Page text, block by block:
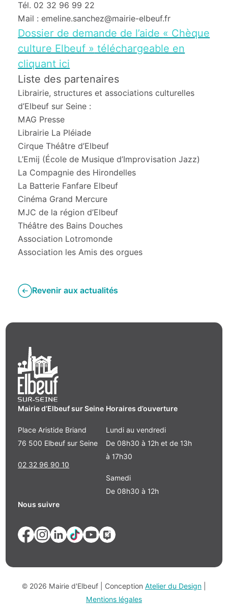
Tél. 02 32 96 99 22
Mail : emeline.sanchez@mairie-elbeuf.fr
Dossier de demande de l’aide « Chèque
culture Elbeuf » téléchargeable en
cliquant ici
Liste des partenaires
Librairie, structures et associations culturelles
d’Elbeuf sur Seine :
MAG Presse
Librairie La Pléiade
Cirque Théâtre d’Elbeuf
L’Emij (École de Musique d’Improvisation Jazz)
La Compagnie des Hirondelles
La Batterie Fanfare Elbeuf
Cinéma Grand Mercure
MJC de la région d’Elbeuf
Théâtre des Bains Douches
Association Lotromonde
Association les Amis des orgues
Revenir aux actualités
Mairie d’Elbeuf sur Seine
Place Aristide Briand
76 500 Elbeuf sur Seine
02 32 96 90 10
Horaires d’ouverture
Lundi au vendredi
De 08h30 à 12h et de 13h
à 17h30
Samedi
De 08h30 à 12h
Nous suivre
© 2026 Mairie d'Elbeuf | Conception Atelier du Design
Mentions légales